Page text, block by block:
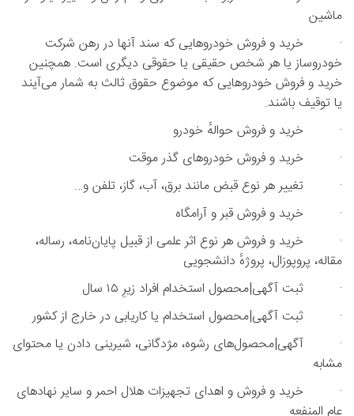
ماشین
· خرید و فروش خودروهایی که سند آنها در رهن شرکت
خودروساز یا هر شخص حقیقی یا حقوقی دیگری است. همچنین
خرید و فروش خودروهایی که موضوع حقوق ثالث به شمار می‌آیند
یا توقیف باشند.
· خرید و فروش حوالهٔ خودرو
· خرید و فروش خودروهای گذر موقت
· تغییر هر نوع قبض مانند برق، آب، گاز، تلفن و…
· خرید و فروش قبر و آرامگاه
· خرید و فروش هر نوع اثر علمی از قبیل پایان‌نامه، رساله،
مقاله، پروپوزال، پروژه‌ٔ دانشجویی
· ثبت آگهی|محصول استخدام افراد زیرِ ۱۵ سال
· ثبت آگهی|محصول استخدام یا کاریابی در خارج از کشور
· آگهی|محصول‌های رشوه، مژدگانی، شیرینی دادن یا محتوای
مشابه
· خرید و فروش و اهدای تجهیزات هلال احمر و سایر نهادهای
عام المنفعه